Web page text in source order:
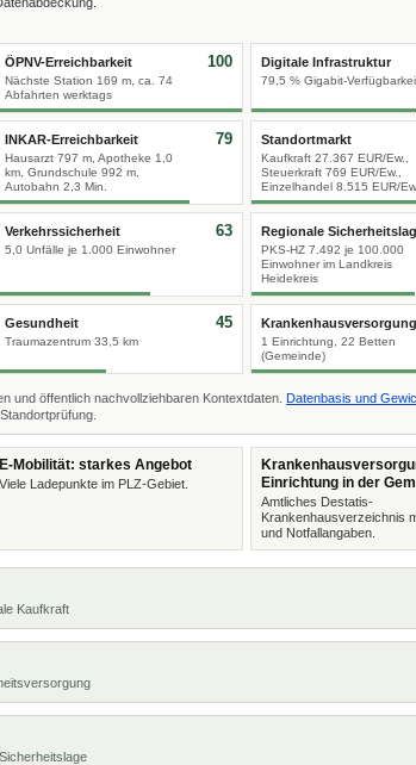
ÖPNV-Erreichbarkeit
Nächste Station 169 m, ca. 74
Abfahrten werktags
100 Digitale Infrastruktur
79,5 % Gigabit-
INKAR-Erreichbarkeit
Hausarzt 797 m, Apotheke 1,0
km, Grundschule 992 m,
Autobahn 2,3 Min.
79 Standortmarkt
Kaufkraft 27.367 EUR/Ew.,
Steuerkraft 769 EUR/Ew.,
Einzelhandel 8.515 EUR/Ew.
Verkehrssicherheit
5,0 Unfälle je 1.000 Einwohner
63 Regionale
PKS-HZ 7.492 je 100.000
Einwohner im Landkreis
Heidekreis
Gesundheit
Traumazentrum 33,5 km
45 Krankenhausversorgung
1 Einrichtung, 22 Betten
(Gemeinde)
und öffentlich nachvollziehbaren Kontextdaten. Datenbasis und
E-Mobilität: starkes Angebot
Viele Ladepunkte im PLZ-Gebiet.
Einrichtung in der
Amtliches Destatis-
Krankenhausverzeichnis
und Notfallangaben.
Kaufkraft